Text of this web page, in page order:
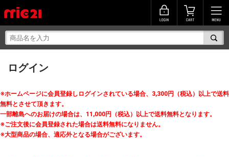
ログイン
※ホームページに会員登録しログインされている場合、3,300円（税込）以上で送料
無料とさせて頂きます。
一部離島へのお届けの場合は、11,000円（税込）以上で送料無料となります。
※ご注文後に会員登録された場合は送料無料になりません。
※大型商品の場合、適応外となる場合がございます。